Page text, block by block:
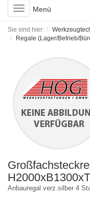
Toggle
navigation
Menü
Sie sind hier:
Regale (Lager/Betrieb/
Anbauregal verz.silber 4